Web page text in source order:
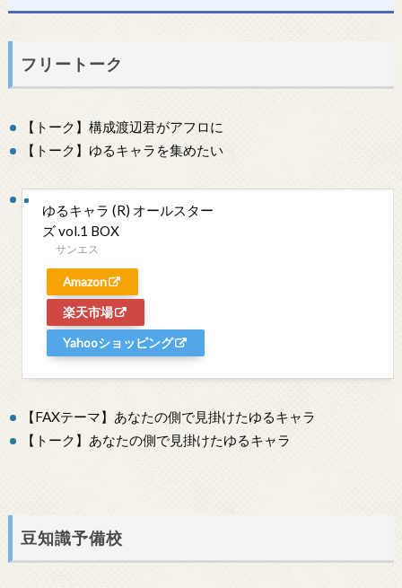
フリートーク
【トーク】構成渡辺君がアフロに
【トーク】ゆるキャラを集めたい
ゆるキャラ (R) オールスター
ズ vol.1 BOX
サンエス
Amazon
楽天市場
Yahooショッピング
【FAXテーマ】あなたの側で見掛けたゆるキャラ
【トーク】あなたの側で見掛けたゆるキャラ
豆知識予備校